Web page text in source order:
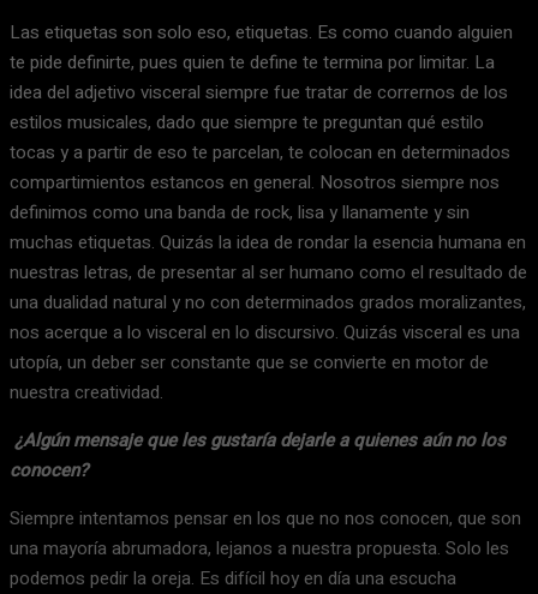
Las etiquetas son solo eso, etiquetas. Es como cuando alguien
te pide definirte, pues quien te define te termina por limitar. La
idea del adjetivo visceral siempre fue tratar de corrernos de los
estilos musicales, dado que siempre te preguntan qué estilo
tocas y a partir de eso te parcelan, te colocan en determinados
compartimientos estancos en general. Nosotros siempre nos
definimos como una banda de rock, lisa y llanamente y sin
muchas etiquetas. Quizás la idea de rondar la esencia humana en
nuestras letras, de presentar al ser humano como el resultado de
una dualidad natural y no con determinados grados moralizantes,
nos acerque a lo visceral en lo discursivo. Quizás visceral es una
utopía, un deber ser constante que se convierte en motor de
nuestra creatividad.
¿Algún mensaje que les gustaría dejarle a quienes aún no los
conocen?
Siempre intentamos pensar en los que no nos conocen, que son
una mayoría abrumadora, lejanos a nuestra propuesta. Solo les
podemos pedir la oreja. Es difícil hoy en día una escucha